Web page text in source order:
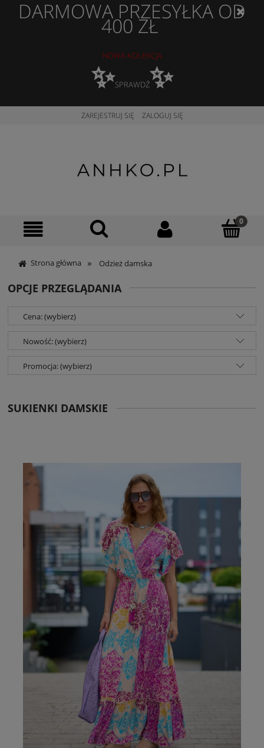
DARMOWA PRZESYŁKA OD
400 ZŁ
NOWA KOLEKCJA
✨SPRAWDŹ✨
ZAREJESTRUJ SIĘ ZALOGUJ SIĘ
Strona główna » Odzież damska
OPCJE PRZEGLĄDANIA
Cena: (wybierz)
Nowość: (wybierz)
Promocja: (wybierz)
SUKIENKI DAMSKIE